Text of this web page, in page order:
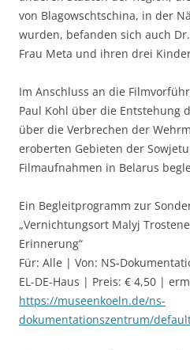
von Blagowschtschina, in der
wurden, befanden sich auch
Frau Meta und ihren drei
Im Anschluss an die
Paul Kohl über die Entstehung
über die Verbrechen der
eroberten Gebieten der
Filmaufnahmen in Belarus
Ein Begleitprogramm zur
„Vernichtungsort Malyj
Erinnerung“
Für: Alle | Von: NS-
EL-DE-Haus | Preis: € 4,50 |
https://museenkoeln.de/ns-
dokumentationszentrum/